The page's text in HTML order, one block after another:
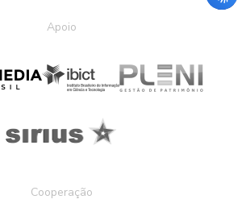
Apoio
Cooperação